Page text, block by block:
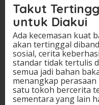
Takut
untuk Diakui
Ada kecemasan kuat
akan tertinggal
sosial, cerita
standar tidak tertulis
semua jadi bahan
menangkap
satu tokoh bercerita
sementara yang lain